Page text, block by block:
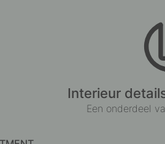
Interieur
Een onderdeel